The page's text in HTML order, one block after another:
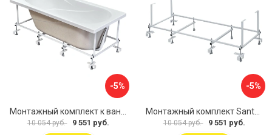
-5%
10 054 руб. 9 551 руб.
-5%
10 054 руб. 9 551 руб.